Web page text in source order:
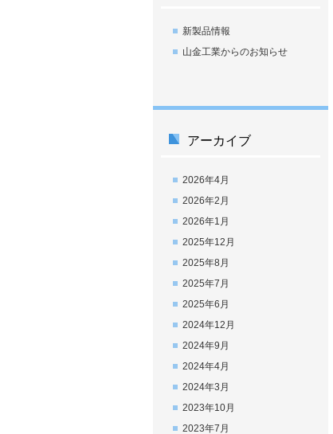
新製品情報
山金工業からのお知らせ
アーカイブ
2026年4月
2026年2月
2026年1月
2025年12月
2025年8月
2025年7月
2025年6月
2024年12月
2024年9月
2024年4月
2024年3月
2023年10月
2023年7月